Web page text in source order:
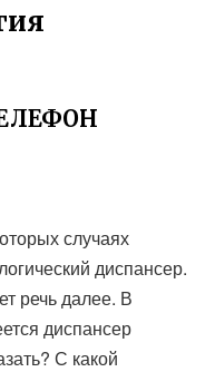
случаях
диспансер.
речь далее. В
диспансер
С какой